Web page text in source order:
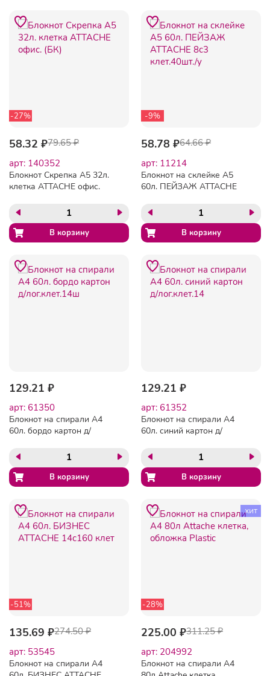
-27%
58.32 ₽79.65 ₽
арт: 140352
Блокнот Скрепка А5 32л.
клетка ATTACHE офис.
-9%
58.78 ₽64.66 ₽
арт: 11214
Блокнот на склейке А5
60л. ПЕЙЗАЖ АТТАСНЕ
129.21 ₽
арт: 61350
Блокнот на спирали А4
60л. бордо картон д/
129.21 ₽
арт: 61352
Блокнот на спирали А4
60л. синий картон д/
-51%
135.69 ₽274.50 ₽
арт: 53545
Блокнот на спирали А4
-28%
хит
225.00 ₽311.25 ₽
арт: 204992
Блокнот на спирали А4